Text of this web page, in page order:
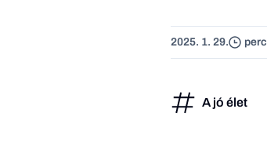
2025. 1. 29. perc
A jó élet